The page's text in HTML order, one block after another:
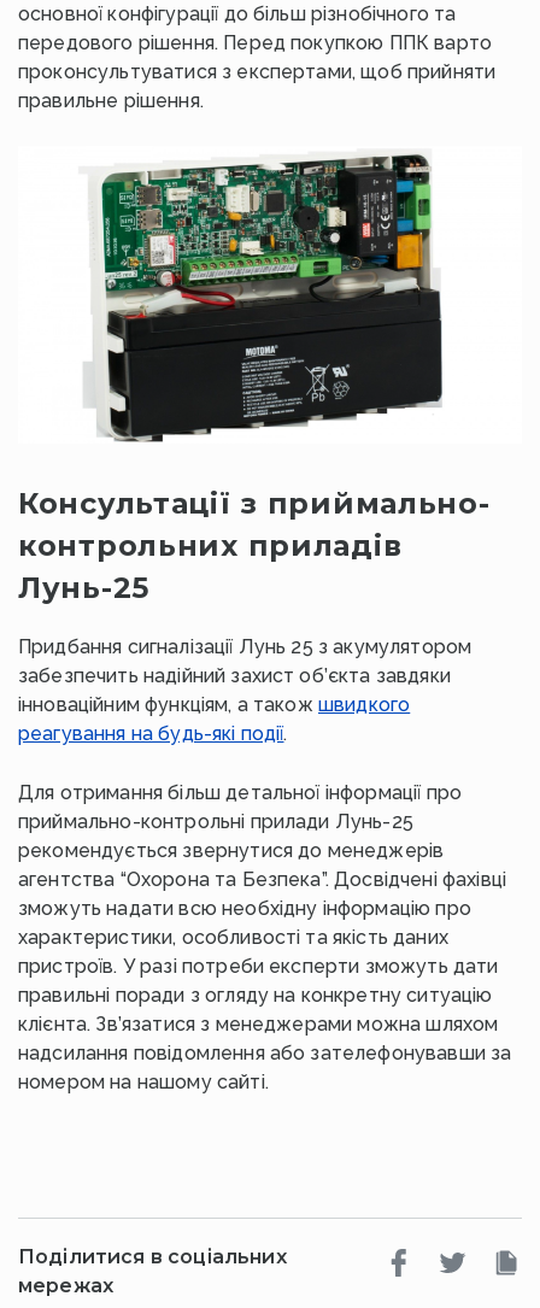
основної конфігурації до більш різнобічного та
передового рішення. Перед покупкою ППК варто
проконсультуватися з експертами, щоб прийняти
правильне рішення.
Консультації з приймально-
контрольних приладів
Лунь-25
Придбання сигналізації Лунь 25 з акумулятором
забезпечить надійний захист об’єкта завдяки
інноваційним функціям, а також швидкого
реагування на будь-які події.
Для отримання більш детальної інформації про
приймально-контрольні прилади Лунь-25
рекомендується звернутися до менеджерів
агентства “Охорона та Безпека”. Досвідчені фахівці
зможуть надати всю необхідну інформацію про
характеристики, особливості та якість даних
пристроїв. У разі потреби експерти зможуть дати
правильні поради з огляду на конкретну ситуацію
клієнта. Зв’язатися з менеджерами можна шляхом
надсилання повідомлення або зателефонувавши за
номером на нашому сайті.
Поділитися в соціальних
мережах